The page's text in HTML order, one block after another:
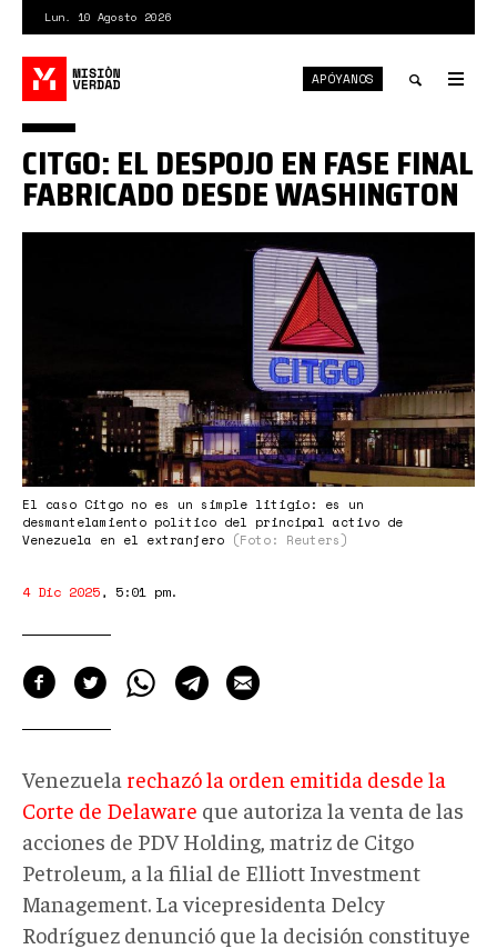
contenido
principal
Lun. 10 Agosto 2026
search
APÓYANOS
El caso Citgo no es un simple litigio: es un
desmantelamiento político del principal activo de
Venezuela en el extranjero (Foto: Reuters)
CITGO: EL DESPOJO EN FASE FINAL
FABRICADO DESDE WASHINGTON
4 Dic 2025, 5:01 pm.
Venezuela rechazó la orden emitida desde la
Corte de Delaware que autoriza la venta de las
acciones de PDV Holding, matriz de Citgo
Petroleum, a la filial de Elliott Investment
Management. La vicepresidenta Delcy
Rodríguez denunció que la decisión constituye